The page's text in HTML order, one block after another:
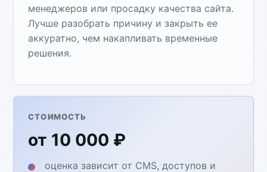
менеджеров или просадку качества сайта.
Лучше разобрать причину и закрыть ее
аккуратно, чем накапливать временные
решения.
СТОИМОСТЬ
от 10 000 ₽
оценка зависит от CMS, доступов и